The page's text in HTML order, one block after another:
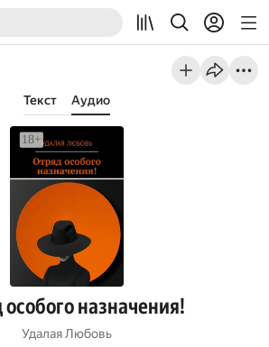
Текст Аудио
назначения!
Удалая Любовь